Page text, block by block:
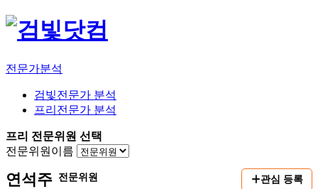
전문가분석
검빛전문가 분석
프리전문가 분석
프리 전문위원 선택
전문위원이름
연석주 전문위원 관심 등록